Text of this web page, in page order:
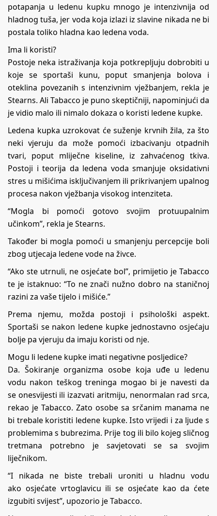
potapanja u ledenu kupku mnogo je intenzivnija od
hladnog tuša, jer voda koja izlazi iz slavine nikada ne bi
postala toliko hladna kao ledena voda.
Ima li koristi?
Postoje neka istraživanja koja potkrepljuju dobrobiti u
koje se sportaši kunu, poput smanjenja bolova i
oteklina povezanih s intenzivnim vježbanjem, rekla je
Stearns. Ali Tabacco je puno skeptičniji, napominjući da
je vidio malo ili nimalo dokaza o koristi ledene kupke.
Ledena kupka uzrokovat će suženje krvnih žila, za što
neki vjeruju da može pomoći izbacivanju otpadnih
tvari, poput mliječne kiseline, iz zahvaćenog tkiva.
Postoji i teorija da ledena voda smanjuje oksidativni
stres u mišićima isključivanjem ili prikrivanjem upalnog
procesa nakon vježbanja visokog intenziteta.
“Mogla bi pomoći gotovo svojim protuupalnim
učinkom”, rekla je Stearns.
Također bi mogla pomoći u smanjenju percepcije boli
zbog utjecaja ledene vode na živce.
“Ako ste utrnuli, ne osjećate bol”, primijetio je Tabacco
te je istaknuo: “To ne znači nužno dobro na staničnoj
razini za vaše tijelo i mišiće.”
Prema njemu, možda postoji i psihološki aspekt.
Sportaši se nakon ledene kupke jednostavno osjećaju
bolje pa vjeruju da imaju koristi od nje.
Mogu li ledene kupke imati negativne posljedice?
Da. Šokiranje organizma osobe koja uđe u ledenu
vodu nakon teškog treninga mogao bi je navesti da
se onesvijesti ili izazvati aritmiju, nenormalan rad srca,
rekao je Tabacco. Zato osobe sa srčanim manama ne
bi trebale koristiti ledene kupke. Isto vrijedi i za ljude s
problemima s bubrezima. Prije tog ili bilo kojeg sličnog
tretmana potrebno je savjetovati se sa svojim
liječnikom.
“I nikada ne biste trebali uroniti u hladnu vodu
ako osjećate vrtoglavicu ili se osjećate kao da ćete
izgubiti svijest”, upozorio je Tabacco.